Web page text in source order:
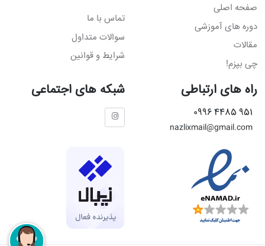
صفحه اصلی
دوره های آموزشی
مقالات
چی بپزم!
تماس با ما
سوالات متداول
شرایط و قوانین
راه های ارتباطی
951 4485 0996
nazlixmail@gmail.com
شبکه های اجتماعی